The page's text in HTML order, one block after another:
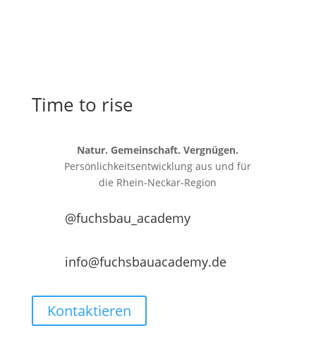
Time to rise
Natur. Gemeinschaft. Vergnügen.
Persönlichkeitsentwicklung aus und für
die Rhein-Neckar-Region
@fuchsbau_academy
info@fuchsbauacademy.de
Kontaktieren